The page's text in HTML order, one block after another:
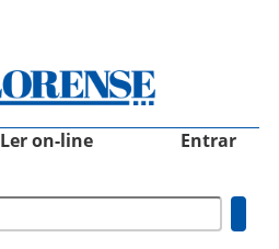
Ler on-line Entrar